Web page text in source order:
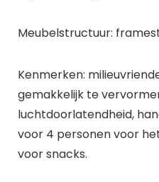
Meubelstructuur:
Kenmerken:
gemakkelijk te
luchtdoorlatendheid,
voor 4 personen voor
voor snacks.